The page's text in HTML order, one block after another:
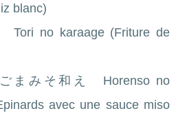
blanc)
no karaage (Friture de
まみそ和え Horenso no
avec une sauce miso